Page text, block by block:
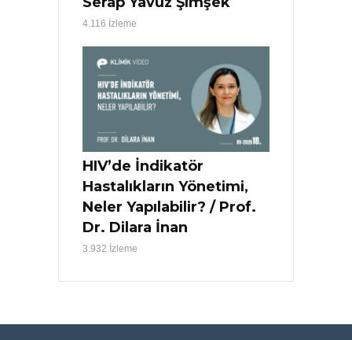
4.116 İzleme
HIV’de İndikatör
Hastalıkların Yönetimi,
Neler Yapılabilir? / Prof.
Dr. Dilara İnan
3.932 İzleme